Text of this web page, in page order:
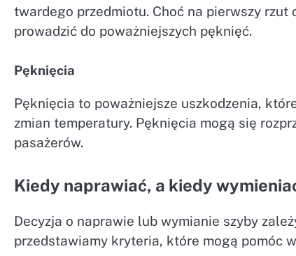
twardego przedmiotu. Choć na pierwszy
prowadzić do poważniejszych pęknięć.
Pęknięcia
Pęknięcia to poważniejsze uszkodzenia,
zmian temperatury. Pęknięcia mogą się
pasażerów.
Kiedy naprawiać, a kiedy
Decyzja o naprawie lub wymianie szyby
przedstawiamy kryteria, które mogą pomóc